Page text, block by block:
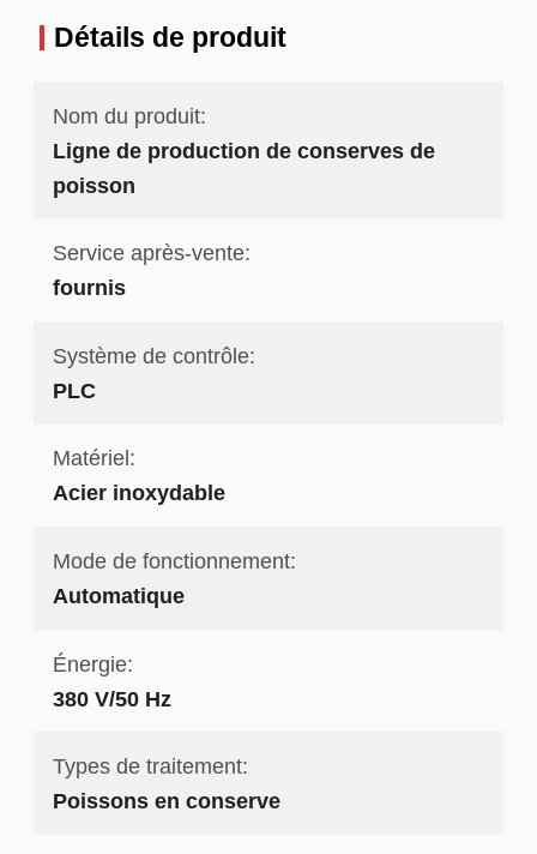
Détails de produit
Nom du produit:
Ligne de production de conserves de
poisson
Service après-vente:
fournis
Système de contrôle:
PLC
Matériel:
Acier inoxydable
Mode de fonctionnement:
Automatique
Énergie:
380 V/50 Hz
Types de traitement:
Poissons en conserve